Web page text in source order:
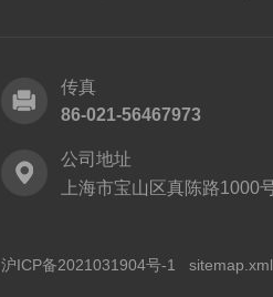
传真
86-021-56467973
公司地址
沪ICP备2021031904号-1 sitemap.xml